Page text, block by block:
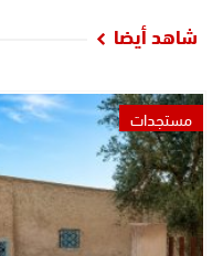
شاهد أيضا
مستجدات